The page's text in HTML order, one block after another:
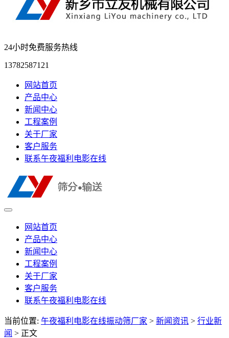
24小时免费服务热线
13782587121
网站首页
产品中心
新闻中心
工程案例
关于厂家
客户服务
联系午夜福利电影在线
网站首页
产品中心
新闻中心
工程案例
关于厂家
客户服务
联系午夜福利电影在线
当前位置: 午夜福利电影在线振动筛厂家 > 新闻资讯 > 行业新
闻 > 正文